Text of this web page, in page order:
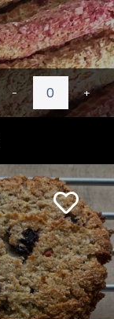
- +